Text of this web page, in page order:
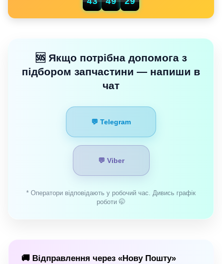
🆘 Якщо потрібна допомога з
підбором запчастини — напиши в
чат
💬 Telegram
💬 Viber
* Оператори відповідають у робочий час. Дивись графік
роботи 🤭
🚚 Відправлення через «Нову Пошту»